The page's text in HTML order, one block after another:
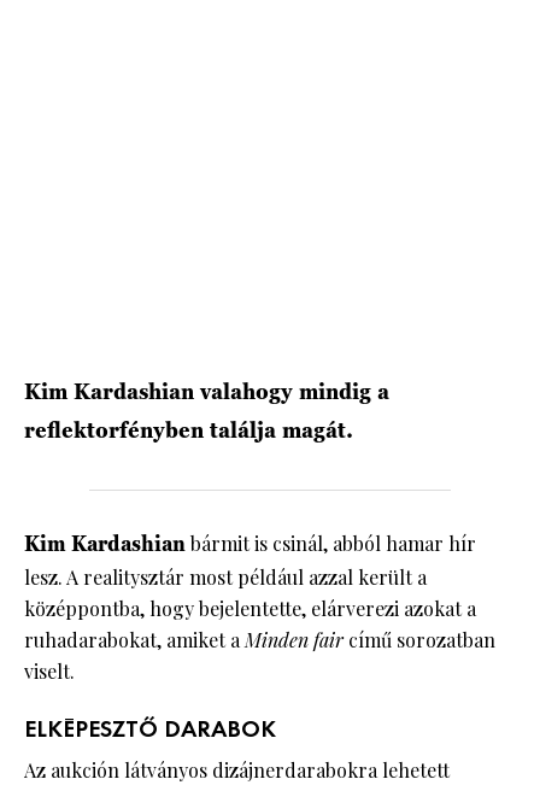
Kim Kardashian valahogy mindig a
reflektorfényben találja magát.
Kim Kardashianbármit is csinál, abból hamar hír
lesz. A realitysztár most például azzal került a
középpontba, hogy bejelentette, elárverezi azokat a
ruhadarabokat, amiket aMinden faircímű sorozatban
viselt.
ELKÉPESZTŐ DARABOK
Az aukción látványos dizájnerdarabokra lehetett